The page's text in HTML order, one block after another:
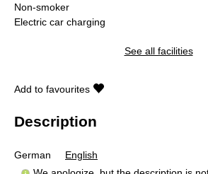
Non-smoker
Electric car charging
See all facilities
Add to favourites
Description
German
English